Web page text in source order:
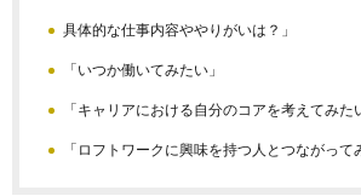
具体的な仕事内容ややりがいは？」
「いつか働いてみたい」
「キャリアにおける自分のコアを考えてみた
「ロフトワークに興味を持つ人とつながって